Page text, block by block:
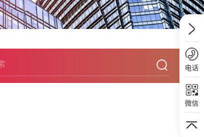
电话
微信